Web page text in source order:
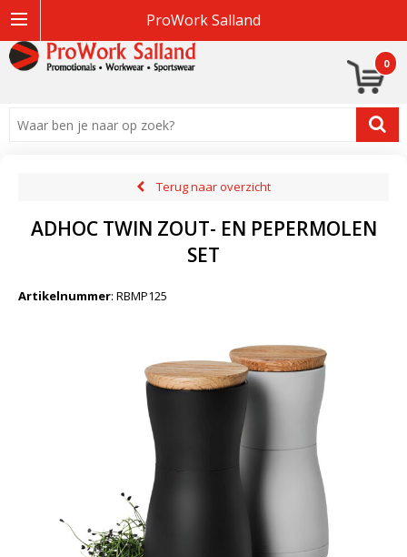
ProWork Salland
0
Terug naar overzicht
ADHOC TWIN ZOUT- EN PEPERMOLEN
SET
Artikelnummer: RBMP125